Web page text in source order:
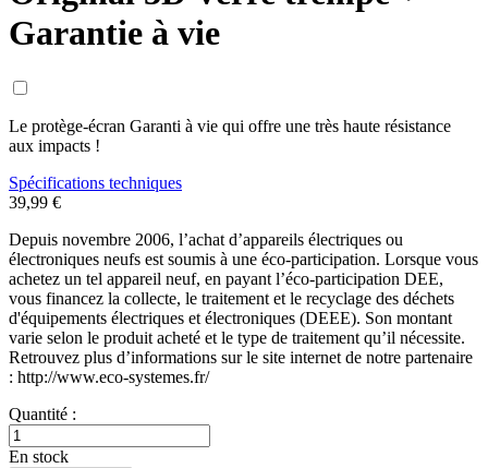
Garantie à vie
Le protège-écran Garanti à vie qui offre une très haute résistance
aux impacts !
Spécifications techniques
39,99 €
Depuis novembre 2006, l’achat d’appareils électriques ou
électroniques neufs est soumis à une éco-participation. Lorsque vous
achetez un tel appareil neuf, en payant l’éco-participation DEE,
vous financez la collecte, le traitement et le recyclage des déchets
d'équipements électriques et électroniques (DEEE). Son montant
varie selon le produit acheté et le type de traitement qu’il nécessite.
Retrouvez plus d’informations sur le site internet de notre partenaire
: http://www.eco-systemes.fr/
Quantité :
En stock